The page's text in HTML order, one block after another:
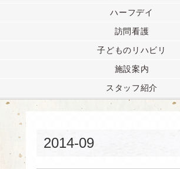
ハーフデイ
訪問看護
子どものリハビリ
施設案内
スタッフ紹介
2014-09